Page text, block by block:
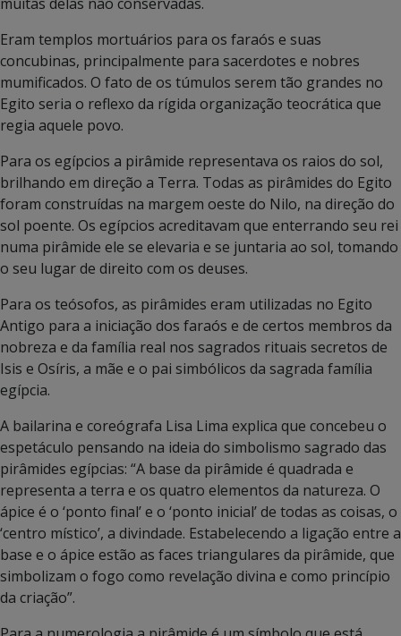
Eram templos mortuários para os faraós e suas
concubinas, principalmente para sacerdotes e nobres
mumificados. O fato de os túmulos serem tão grandes no
Egito seria o reflexo da rígida organização teocrática que
regia aquele povo.
Para os egípcios a pirâmide representava os raios do sol,
brilhando em direção a Terra. Todas as pirâmides do Egito
foram construídas na margem oeste do Nilo, na direção do
sol poente. Os egípcios acreditavam que enterrando seu rei
numa pirâmide ele se elevaria e se juntaria ao sol, tomando
o seu lugar de direito com os deuses.
Para os teósofos, as pirâmides eram utilizadas no Egito
Antigo para a iniciação dos faraós e de certos membros da
nobreza e da família real nos sagrados rituais secretos de
Isis e Osíris, a mãe e o pai simbólicos da sagrada família
egípcia.
A bailarina e coreógrafa Lisa Lima explica que concebeu o
espetáculo pensando na ideia do simbolismo sagrado das
pirâmides egípcias: “A base da pirâmide é quadrada e
representa a terra e os quatro elementos da natureza. O
ápice é o ‘ponto final’ e o ‘ponto inicial’ de todas as coisas, o
‘centro místico’, a divindade. Estabelecendo a ligação entre a
base e o ápice estão as faces triangulares da pirâmide, que
simbolizam o fogo como revelação divina e como princípio
da criação”.